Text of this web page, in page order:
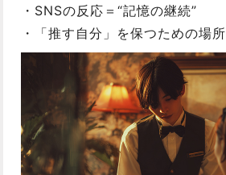
・SNSの反応＝“記憶の継続”
・「推す自分」を保つための場所